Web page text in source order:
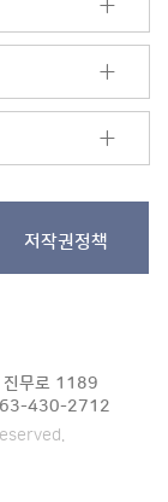
기
저작권정책
진무로 1189
430-2712